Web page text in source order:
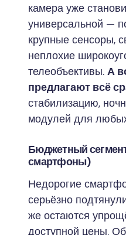
камера уже
универсальной —
крупные сенсоры,
неплохие
телеобъективы. А
предлагают всё
стабилизацию,
модулей для
Бюджетный
смартфоны)
Недорогие
серьёзно
же остаются
доступной цены.